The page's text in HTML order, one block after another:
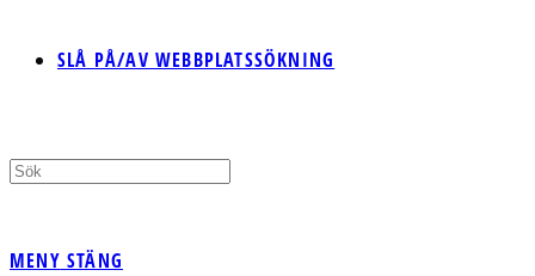
SLÅ PÅ/AV WEBBPLATSSÖKNING
MENY STÄNG